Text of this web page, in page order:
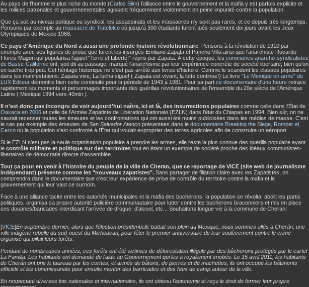
Au pays de l'homme le plus riche du monde (Carlos Slim) l'alliance entre le gouvernement et la mafia y est parfois explicite et
les milices patronales et gouvernementales agissent fréquemment violemment en peine impunité contre la population.
Que ça soit au niveau politique ou syndical, les assassinats et les massacres n'y sont pas rares, et ce depuis très longtemps.
Pensons par exemple au massacre de Tlatelolco où jusqu'à 300 étudiants furent tués seulement dix jours avant les Jeux
Olympiques de Mexico 1968.
Ce pays d'Amérique du Nord a aussi une profonde histoire révolutionnaire . Pensons à la révolution de 1910 par
exemple avec ses figures de proue que furent les insurgés Emiliano Zapata et Pancho Villa ainsi que l'anarchiste Rocardo
Flores-Magon qui popularisa l'appel "Terre et Liberté!" repris par Zapata. À cette époque, les communes anarcho-syndicalistes
de Basse-Californie ont, soit dit au passage, marqué l'anarchisme par leur expérience concrète de société libertaire, bien qu'on
en sache trop peu. Cet héritage historique ne s'est pas arrêté aux livres d'histoire. Comme le scandent les classes populaires
dans les manifestations: Zapata vive, La lucha sigue! ( Zapata est vivant, la lutte continue!) Le livre "Le Mexique en arme" de
LUX Éditeur démontre bien cette continuité pour la période de 1943 à 1981. Pour sa part ce documentaire d'une heure retrace
rapidement les moments et personnages importants des guérillas révolutionnaires de l'ensemble du 20e siècle de l'Amérique
Latine ( Mexique 1994 vers 40min ).
Il n'est donc pas incongru de voir aujourd'hui naître, ici et là, des insurrections populaires comme celle dans l'État de
Oaxaca en 2006 et celle de l'Armée Zapatiste de Libération Nationale (EZLN) dans l'état du Chiapas en 1994. Bien sûr, on ne
saurait recenser toutes les émeutes et les confrontations qui ont aussi été moins publicisées dans les médias de masse. C'est
le cas par exemple des émeutes de San Salvador Atenco présentées dans le documentaire Breaking the Siege, Romper el
Cerco où la population s'est confronté à l'État qui voulait exproprier des terres agricoles afin de construire un aéroport.
Si le EZLN n'est pas la seule organisation populaire à prendre les armes, elle reste la plus connue des guérilla populaire ayant
le contrôle militaire et politique sur des territoires tout en étant un exemple de société proche des idéaux communistes-
libertaires de démocratie directe d'assemblée.
Tout ça pour en venir à l'histoire du peuple de la ville de Cheran, que ce reportage de VICE (site web de journalisme
indépendant) présente comme les "nouveaux zapatistes". Sans partager de filiation claire avec les Zapatistes, on
comprendra dans le documentaire que c'est leur expérience de prise de contrôle du territoire contre la mafia et le
gouvernement qui leur vaut ce surnom.
Face à une alliance tacite entre les autorités municipales et la mafia des bucherons, la population se révolta, abolit les partis
politiques, organisa sa propre autorité policière communautaire pour lutter contre les bucherons braconniers et mis en place
ses douanes/baricades interdisant l'arrivée de drogue, d'alcool, etc... Souhaitons longue vie à la commune de Cheran!
[VICE]En septembre dernier, alors que l'élection présidentielle battait son plein au Mexique, nous sommes allés à Cherán, une
ville indigène rebelle du sud-ouest du Michoacan, pour fêter le premier anniversaire de leur soulèvement contre le crime
organisé qui pillait leurs forêts.
Pendant de nombreuses années, ces forêts ont été victimes de déforestation illégale par des bûcherons protégés par le cartel
La Familia. Les habitants ont demandé de l'aide au Gouvernement qui les a royalement snobés. Le 15 avril 2011, les habitants
de Cherán ont pris le taureau par les cornes, et armés de bâtons, de pierres et de machettes, ils ont occupé les bâtiments
officiels et les commissariats pour ensuite monter des barricades et des feux de camp autour de la ville.
En respectant diverses lois nationales et internationales, ils ont obtenu l'autonomie et reçu le droit de former leur propre